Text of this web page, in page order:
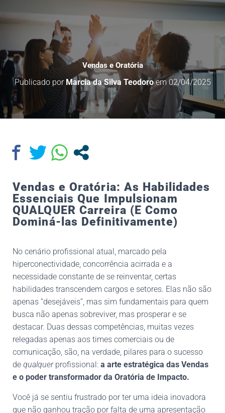
Vendas e Oratória
Publicado porMarcia da Silva Teodoroem 02/04/2025
Vendas e Oratória: As Habilidades
Essenciais Que Impulsionam
QUALQUER Carreira (E Como
Dominá-las Definitivamente)
No cenário profissional atual, marcado pela
hiperconectividade, concorrência acirrada e a
necessidade constante de se reinventar, certas
habilidades transcendem cargos e setores. Elas não são
apenas “desejáveis”, mas sim fundamentais para quem
busca não apenas sobreviver, mas prosperar e se
destacar. Duas dessas competências, muitas vezes
relegadas apenas aos times comerciais ou de
comunicação, são, na verdade, pilares para o sucesso
de qualquerprofissional: a arte estratégica das Vendas
e o poder transformador da Oratória de Impacto.
Você já se sentiu frustrado por ter uma ideia inovadora
que não ganhou tração por falta de uma apresentação